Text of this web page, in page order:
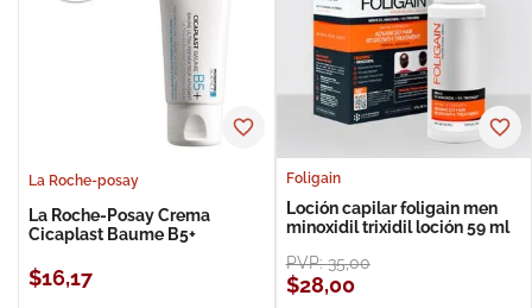
La Roche-posay
La Roche-Posay Crema
Cicaplast Baume B5+
$16,17
Foligain
Loción capilar foligain men
minoxidil trixidil loción 59 ml
PVP:35,00
$28,00